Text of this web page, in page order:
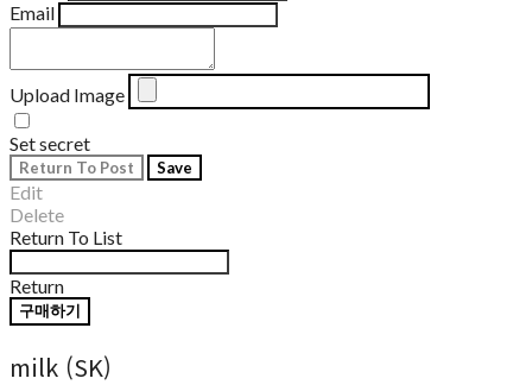
Email
Upload Image
Set secret
Return To Post Save
Edit
Delete
Return To List
Return
구매하기
milk (SK)